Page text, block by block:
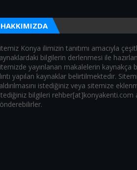
HAKKIMIZDA
Konya ilimizin tanıtımı amacıyla
bilgilerin derlenmesi ile
yayınlanan makalelerin kaynakça
yapılan kaynaklar belirtilmektedir.
istediğiniz veya sitemize
bilgileri rehber[at]konyakenti.com